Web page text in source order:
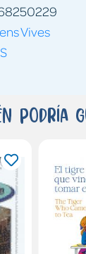
Vives
podría